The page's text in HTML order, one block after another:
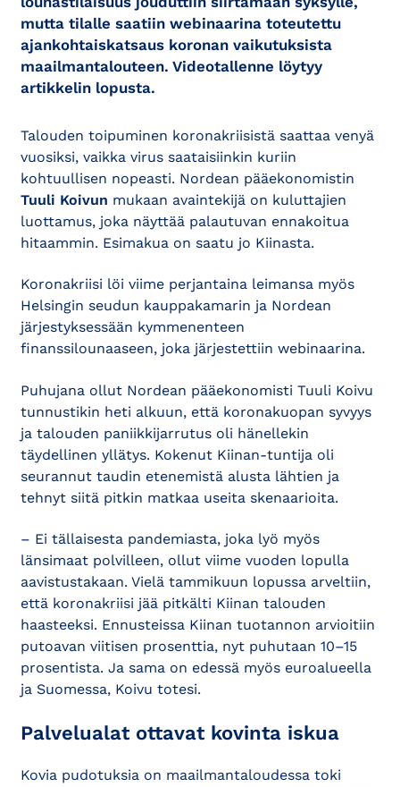
mutta tilalle saatiin webinaarina toteutettu
ajankohtaiskatsaus koronan vaikutuksista
maailmantalouteen. Videotallenne löytyy
artikkelin lopusta.
Talouden toipuminen koronakriisistä saattaa venyä
vuosiksi, vaikka virus saataisiinkin kuriin
kohtuullisen nopeasti. Nordean pääekonomistin
Tuuli Koivun mukaan avaintekijä on kuluttajien
luottamus, joka näyttää palautuvan ennakoitua
hitaammin. Esimakua on saatu jo Kiinasta.
Koronakriisi löi viime perjantaina leimansa myös
Helsingin seudun kauppakamarin ja Nordean
järjestyksessään kymmenenteen
finanssilounaaseen, joka järjestettiin webinaarina.
Puhujana ollut Nordean pääekonomisti Tuuli Koivu
tunnustikin heti alkuun, että koronakuopan syvyys
ja talouden paniikkijarrutus oli hänellekin
täydellinen yllätys. Kokenut Kiinan-tuntija oli
seurannut taudin etenemistä alusta lähtien ja
tehnyt siitä pitkin matkaa useita skenaarioita.
– Ei tällaisesta pandemiasta, joka lyö myös
länsimaat polvilleen, ollut viime vuoden lopulla
aavistustakaan. Vielä tammikuun lopussa arveltiin,
että koronakriisi jää pitkälti Kiinan talouden
haasteeksi. Ennusteissa Kiinan tuotannon arvioitiin
putoavan viitisen prosenttia, nyt puhutaan 10–15
prosentista. Ja sama on edessä myös euroalueella
ja Suomessa, Koivu totesi.
Palvelualat ottavat kovinta iskua
Kovia pudotuksia on maailmantaloudessa toki